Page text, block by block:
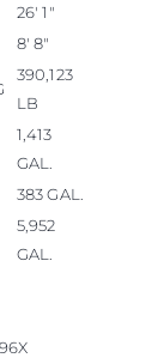
26' 1"
8' 8"
390,123
LB
1,413
GAL.
383 GAL.
5,952
GAL.